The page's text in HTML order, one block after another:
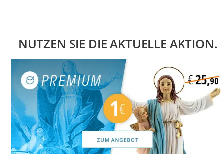
NUTZEN SIE DIE AKTUELLE AKTION.